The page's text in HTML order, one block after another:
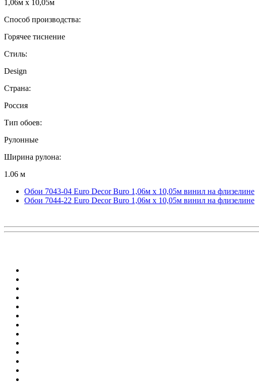
1,06м х 10,05м
Способ производства:
Горячее тиснение
Стиль:
Design
Страна:
Россия
Тип обоев:
Рулонные
Ширина рулона:
1.06 м
Обои 7043-04 Euro Decor Buro 1,06м х 10,05м винил на флизелине
Обои 7044-22 Euro Decor Buro 1,06м х 10,05м винил на флизелине